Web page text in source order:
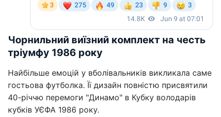
Чорнильний виїзний комплект на честь
тріумфу 1986 року
Найбільше емоцій у вболівальників викликала саме
гостьова футболка. Її дизайн повністю присвятили
40-річчю перемоги "Динамо" в Кубку володарів
кубків УЄФА 1986 року.